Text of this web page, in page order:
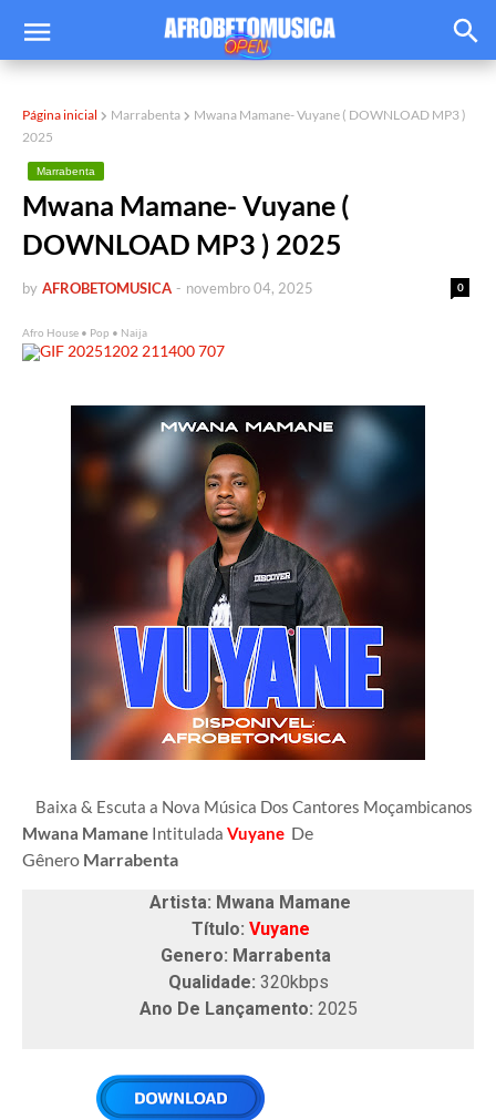
Página inicial Marrabenta
Mwana Mamane- Vuyane ( DOWNLOAD MP3 )
2025
Marrabenta
Mwana Mamane- Vuyane (
DOWNLOAD MP3 ) 2025
by AFROBETOMUSICA 0
- novembro 04, 2025
Afro House • Pop • Naija
Baixa & Escuta a Nova Música Dos Cantores Moçambicanos
Mwana Mamane Intitulada Vuyane De
Gênero Marrabenta
Artista: Mwana Mamane
Título: Vuyane
Genero: Marrabenta
Qualidade: 320kbps
Ano De Lançamento: 2025